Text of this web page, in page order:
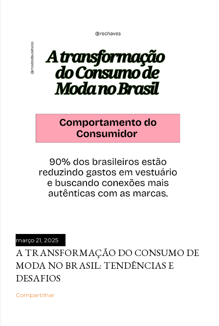
março 21, 2025
A TRANSFORMAÇÃO DO CONSUMO DE
MODA NO BRASIL: TENDÊNCIAS E
DESAFIOS
Compartilhar